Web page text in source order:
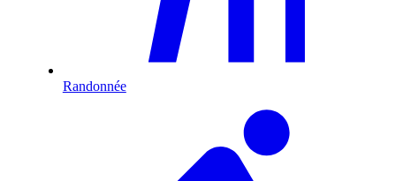
Randonnée